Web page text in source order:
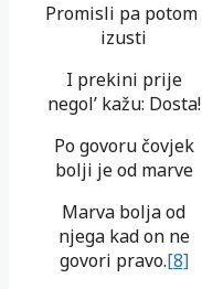
Promisli pa potom
izusti
I prekini prije
negol’ kažu: Dosta!
Po govoru čovjek
bolji je od marve
Marva bolja od
njega kad on ne
govori pravo.[8]